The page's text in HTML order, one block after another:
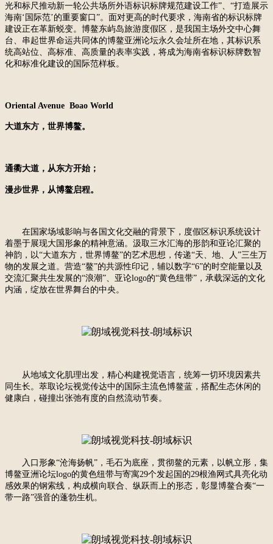
光和标尺推动新一轮公共场所外语标识标牌规范建设工作”、“打造展示
海南‘国际范’的重要窗口”。面对更高的时代要求，海南省的标识标牌
建设正在革新蜕变。博鳌东屿岛旅游度假区，是我国主场外交中心舞
台、串起世界命运共同体的博鳌亚洲论坛永久会址所在地，其标识系
统高站位、高标准、高质量的表率实践，将成为海南省标识标牌数智
化和标准化建设的国际范样板。
Oriental Avenue Boao World
大道东方，世界博鳌。
通衢大道，从东方开始；
漫步世界，从博鳌启程。
在国家场域影响与各国文化交融的背景下 ， 度假区标识系统设计
着墨于展现大国形象的精神意涵。汲取三水汇海的形韵和亚论汇聚的
神韵，以“大道东方，世界博鳌”的艺术思想，传递“天、地、人”三生万
物的发展之道。营造“鳌”的共源性印记，辅以数字“6”的时空能量以及
交流汇聚共生发展的“浪潮”、亚论logo的“黄色纽带”， 承载深远的文化
内涵，绽放在世界舞台的中央。
从地域文化肌理出发，精心构建视觉语言，统筹一切环境因素共
同生长。 萃取论坛视觉传达中的国际主流色博鳌蓝，搭配生态休闲的
健康白，碰撞出张弛有度的自然流动节奏。
入口形象“沧海扬帆”，毛石为底座，贯彻鳌的元素，以帆立形，集
博鳌亚洲论坛logo的黄色纽带与寄寓29个发起国的29根渔网式具亮化动
感效果的钢索线，构成横向联合、纵跃而上的形态，彰显博鳌合奏“一
带一路”强音的蓬勃生机。